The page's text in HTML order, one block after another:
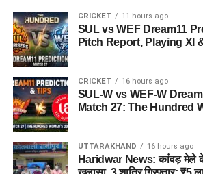
CRICKET 11 hours ago
SUL vs WEF Dream11
Pitch Report, Playing XI
CRICKET 16 hours ago
SUL-W vs WEF-W
Match 27: The Hundred
UTTARAKHAND 16 hours ago
Haridwar News: कांवड़ मेले के